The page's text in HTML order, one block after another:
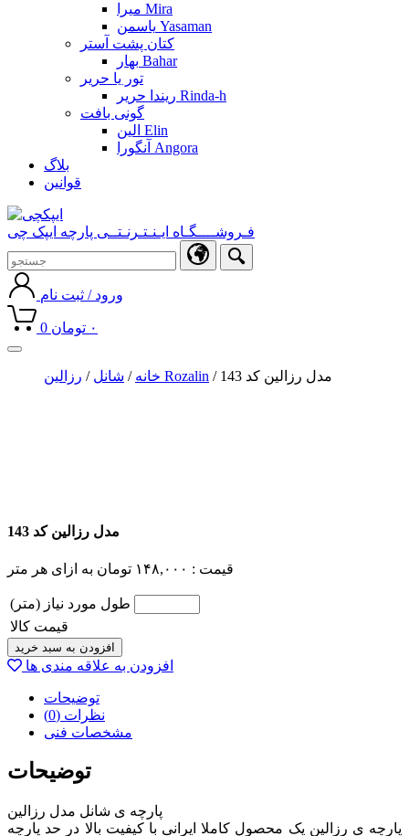
میرا Mira
یاسمن Yasaman
کتان پشت آستر
بهار Bahar
تور یا حریر
ریندا حریر Rinda-h
گونی بافت
الین Elin
آنگورا Angora
بلاگ
قوانین
فـروشــــگـاه ایـنـتـرنـتــی پارچه ایپک چی
ورود / ثبت نام
0 ۰ تومان
Toggle
navigation
خانه / شانل / رزالین Rozalin / مدل رزالین کد 143
مدل رزالین کد 143
قیمت : ۱۴۸,۰۰۰ تومان به ازای هر متر
طول مورد نیاز (متر)
قیمت کالا
افزودن به سبد خرید
افزودن به علاقه مندی ها
توضیحات
نظرات (0)
مشخصات فنی
توضیحات
پارچه ی شانل مدل رزالین
پارچه ی رزالین یک محصول کاملا ایرانی با کیفیت بالا در حد پارچه